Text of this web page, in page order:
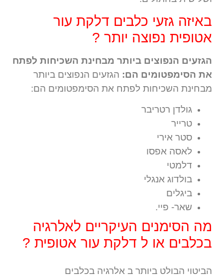
באיזה גזעי כלבים דלקת עור
אטופית נפוצה יותר ?
הגזעים הנפוצים ביותר מבחינת השכיחות לפתח
את הסימפטומים הם: הגזעים הנפוצים ביותר
מבחינת השכיחות לפתח את הסימפטומים הם:
גולדן רטריבר
טרייר
סטר אירי
לאסה אפסו
דלמטי
בולדוג אנגלי
ביגלים
שאר- פיי.
מה הסימנים העיקריים לאלרגיה
בכלבים או ל דלקת עור אטופית ?
הביטוי הבולט ביותר ב אלרגיה בכלבים